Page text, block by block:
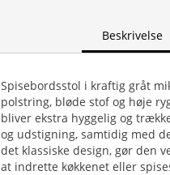
Beskrivelse
Spisebordsstol i kraftig gråt
polstring, bløde stof og høje
bliver ekstra hyggelig og
og udstigning, samtidig med
det klassiske design, gør den
at indrette køkkenet eller